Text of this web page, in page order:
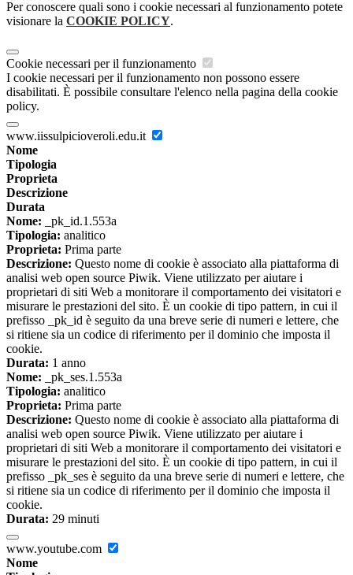
Per conoscere quali sono i cookie necessari al funzionamento potete
visionare la COOKIE POLICY.
Cookie necessari per il funzionamento
I cookie necessari per il funzionamento non possono essere
disabilitati. È possibile consultare l'elenco nella pagina della cookie
policy.
www.iissulpicioveroli.edu.it
Nome
Tipologia
Proprieta
Descrizione
Durata
Nome: _pk_id.1.553a
Tipologia: analitico
Proprieta: Prima parte
Descrizione: Questo nome di cookie è associato alla piattaforma di
analisi web open source Piwik. Viene utilizzato per aiutare i
proprietari di siti Web a monitorare il comportamento dei visitatori e
misurare le prestazioni del sito. È un cookie di tipo pattern, in cui il
prefisso _pk_id è seguito da una breve serie di numeri e lettere, che
si ritiene sia un codice di riferimento per il dominio che imposta il
cookie.
Durata: 1 anno
Nome: _pk_ses.1.553a
Tipologia: analitico
Proprieta: Prima parte
Descrizione: Questo nome di cookie è associato alla piattaforma di
analisi web open source Piwik. Viene utilizzato per aiutare i
proprietari di siti Web a monitorare il comportamento dei visitatori e
misurare le prestazioni del sito. È un cookie di tipo pattern, in cui il
prefisso _pk_ses è seguito da una breve serie di numeri e lettere, che
si ritiene sia un codice di riferimento per il dominio che imposta il
cookie.
Durata: 29 minuti
www.youtube.com
Nome